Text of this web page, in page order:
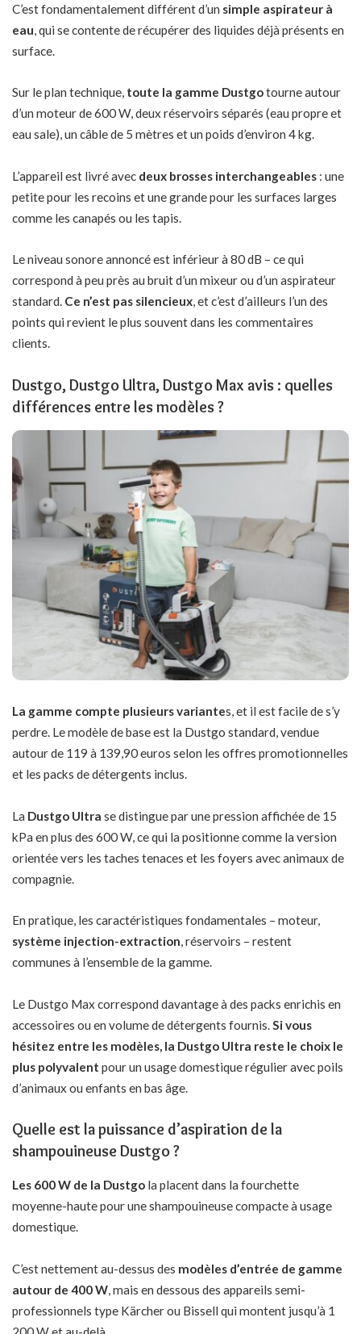
C’est fondamentalement différent d’un simple aspirateur à
eau, qui se contente de récupérer des liquides déjà présents en
surface.
Sur le plan technique, toute la gamme Dustgotourne autour
d’un moteur de 600 W, deux réservoirs séparés (eau propre et
eau sale), un câble de 5 mètres et un poids d’environ 4 kg.
L’appareil est livré avec deux brosses interchangeables : une
petite pour les recoins et une grande pour les surfaces larges
comme les canapés ou les tapis.
Le niveau sonore annoncé est inférieur à 80 dB – ce qui
correspond à peu près au bruit d’un mixeur ou d’un aspirateur
standard. Ce n’est pas silencieux, et c’est d’ailleurs l’un des
points qui revient le plus souvent dans les commentaires
clients.
Dustgo, Dustgo Ultra, Dustgo Max avis : quelles
différences entre les modèles ?
La gamme compte plusieurs variantes, et il est facile de s’y
perdre. Le modèle de base est la Dustgo standard, vendue
autour de 119 à 139,90 euros selon les offres promotionnelles
et les packs de détergents inclus.
La Dustgo Ultra se distingue par une pression affichée de 15
kPa en plus des 600 W, ce qui la positionne comme la version
orientée vers les taches tenaces et les foyers avec animaux de
compagnie.
En pratique, les caractéristiques fondamentales – moteur,
système injection-extraction, réservoirs – restent
communes à l’ensemble de la gamme.
Le Dustgo Max correspond davantage à des packs enrichis en
accessoires ou en volume de détergents fournis. Si vous
hésitez entre les modèles, la Dustgo Ultra reste le choix le
plus polyvalent pour un usage domestique régulier avec poils
d’animaux ou enfants en bas âge.
Quelle est la puissance d’aspiration de la
shampouineuse Dustgo ?
Les 600 W de la Dustgo la placent dans la fourchette
moyenne-haute pour une shampouineuse compacte à usage
domestique.
C’est nettement au-dessus des modèles d’entrée de gamme
autour de 400 W, mais en dessous des appareils semi-
professionnels type Kärcher ou Bissell qui montent jusqu’à 1